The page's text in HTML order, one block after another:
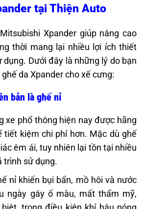
tại Thiện Auto
Xpander giúp nâng cao
thời mang lại nhiều lợi ích thiết
Dưới đây là những lý do bạn
da Xpander cho xế cưng:
bản là ghế nỉ
xe phổ thông hiện nay được hãng
tiết kiệm chi phí hơn. Mặc dù ghế
êm ái, tuy nhiên lại tồn tại nhiều
trình sử dụng.
nỉ khiến bụi bẩn, mồ hôi và nước
ngày gây ố màu, mất thẩm mỹ,